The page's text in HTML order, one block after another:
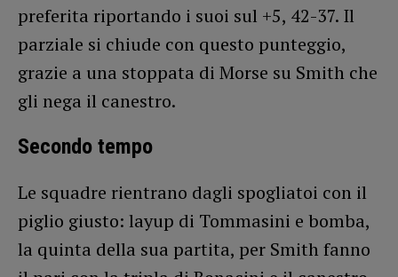
preferita riportando i suoi sul +5, 42-37. Il
parziale si chiude con questo punteggio,
grazie a una stoppata di Morse su Smith che
gli nega il canestro.
Secondo tempo
Le squadre rientrano dagli spogliatoi con il
piglio giusto: layup di Tommasini e bomba,
la quinta della sua partita, per Smith fanno